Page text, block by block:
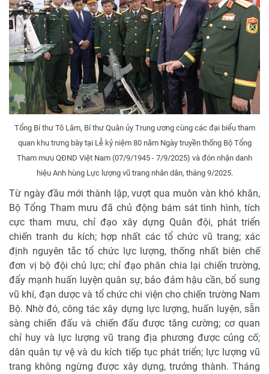
Tổng Bí thư Tô Lâm, Bí thư Quân ủy Trung ương cùng các đại biểu tham
quan khu trưng bày tại Lễ kỷ niệm 80 năm Ngày truyền thống Bộ Tổng
Tham mưu QĐND Việt Nam (07/9/1945 - 7/9/2025) và đón nhận danh
hiệu Anh hùng Lực lượng vũ trang nhân dân, tháng 9/2025.
Từ ngày đầu mới thành lập, vượt qua muôn vàn khó khăn,
Bộ Tổng Tham mưu đã chủ động bám sát tình hình, tích
cực tham mưu, chỉ đạo xây dựng Quân đội, phát triển
chiến tranh du kích; hợp nhất các tổ chức vũ trang; xác
định nguyên tắc tổ chức lực lượng, thống nhất biên chế
đơn vị bộ đội chủ lực; chỉ đạo phân chia lại chiến trường,
đẩy mạnh huấn luyện quân sự, bảo đảm hậu cần, bổ sung
vũ khí, đạn dược và tổ chức chi viện cho chiến trường Nam
Bộ. Nhờ đó, công tác xây dựng lực lượng, huấn luyện, sẵn
sàng chiến đấu và chiến đấu được tăng cường; cơ quan
chỉ huy và lực lượng vũ trang địa phương được củng cố;
dân quân tự vệ và du kích tiếp tục phát triển; lực lượng vũ
trang không ngừng được xây dựng, trưởng thành. Tháng